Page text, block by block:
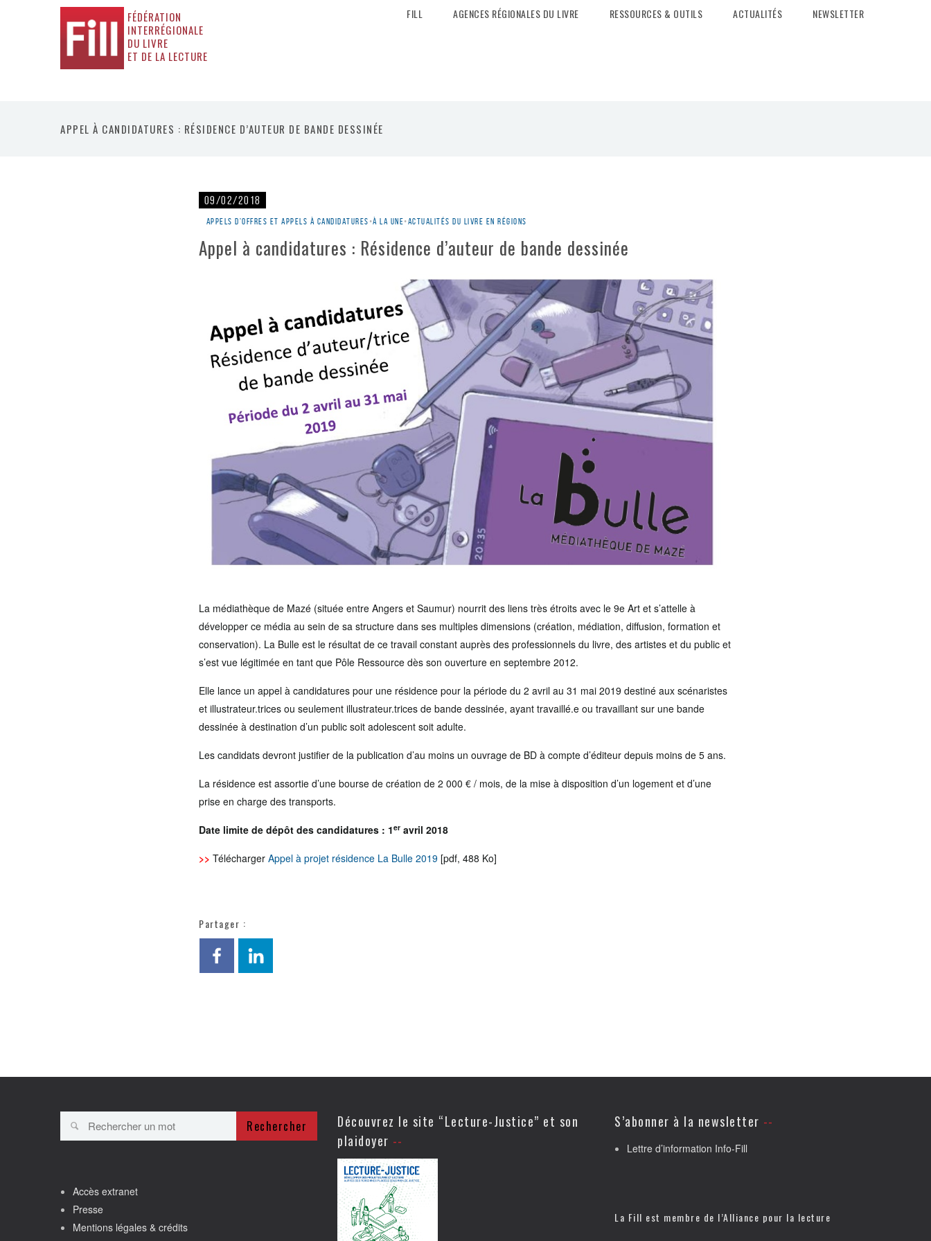
FÉDÉRATION
INTERRÉGIONALE
DU LIVRE
ET DE LA LECTURE
FILL AGENCES RÉGIONALES DU LIVRE RESSOURCES & OUTILS ACTUALITÉS NEWSLETTER
APPEL À CANDIDATURES : RÉSIDENCE D’AUTEUR DE BANDE DESSINÉE
09/02/2018
Appels d'offres et appels à candidatures •À la une•Actualités du livre en régions
Appel à candidatures : Résidence d’auteur de bande dessinée
La médiathèque de Mazé (située entre Angers et Saumur) nourrit des liens très étroits avec le 9e Art et s’attelle à
développer ce média au sein de sa structure dans ses multiples dimensions (création, médiation, diffusion, formation et
conservation). La Bulle est le résultat de ce travail constant auprès des professionnels du livre, des artistes et du public et
s’est vue légitimée en tant que Pôle Ressource dès son ouverture en septembre 2012.
Elle lance un appel à candidatures pour une résidence pour la période du 2 avril au 31 mai 2019 destiné aux scénaristes
et illustrateur.trices ou seulement illustrateur.trices de bande dessinée, ayant travaillé.e ou travaillant sur une bande
dessinée à destination d’un public soit adolescent soit adulte.
Les candidats devront justifier de la publication d’au moins un ouvrage de BD à compte d’éditeur depuis moins de 5 ans.
La résidence est assortie d’une bourse de création de 2 000 € / mois, de la mise à disposition d’un logement et d’une
prise en charge des transports.
Date limite de dépôt des candidatures : 1er avril 2018
>> Télécharger Appel à projet résidence La Bulle 2019 [pdf, 488 Ko]
Partager :
Rechercher
Accès extranet
Presse
Mentions légales & crédits
Découvrez le site “Lecture-Justice” et son
plaidoyer
S’abonner à la newsletter
Lettre d’information Info-Fill
La Fill est membre de l’Alliance pour la lecture